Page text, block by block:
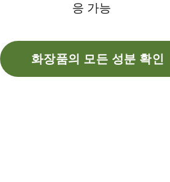
응 가능
화장품의 모든 성분 확인